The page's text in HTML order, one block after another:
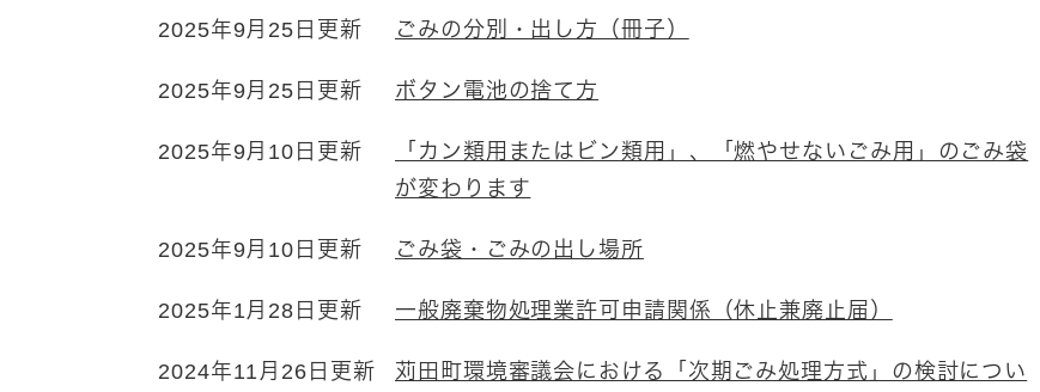
2025年9月25日更新 ごみの分別・出し方（冊子）
2025年9月25日更新 ボタン電池の捨て方
2025年9月10日更新
「カン類用またはビン類用」、「燃やせないごみ用」のごみ袋
が変わります
2025年9月10日更新 ごみ袋・ごみの出し場所
2025年1月28日更新 一般廃棄物処理業許可申請関係（休止兼廃止届）
2024年11月26日更新
苅田町環境審議会における「次期ごみ処理方式」の検討につい